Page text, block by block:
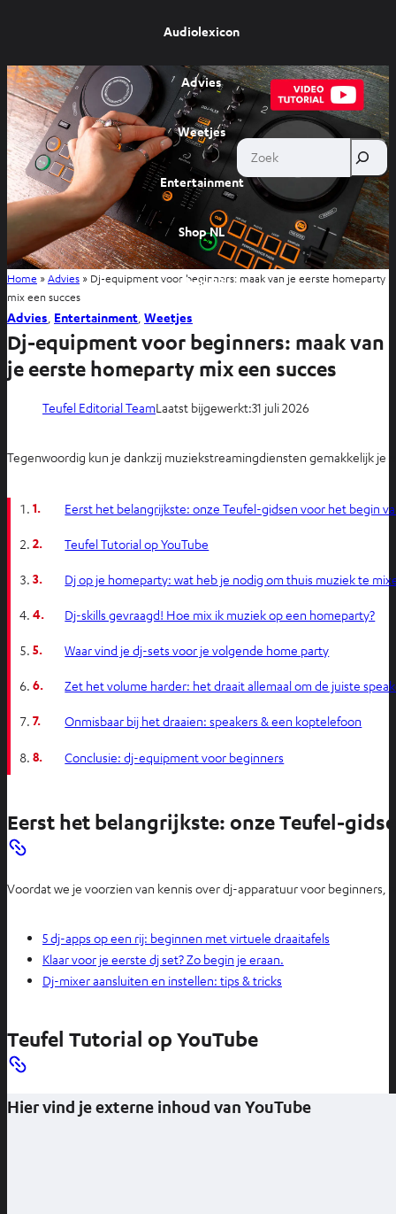
Audiolexicon
Advies
Weetjes
Entertainment
Shop NL
Shop BE
Zoek
Home »Advies » Dj-equipment voor beginners: maak van je eerste homeparty
mix een succes
Advies Entertainment Weetjes
Dj-equipment voor beginners: maak van
je eerste homeparty mix een succes
Teufel Editorial TeamLaatst bijgewerkt:31 juli 2026
Tegenwoordig kun je dankzij muziekstreamingdiensten gemakkelijk je
1. Eerst het belangrijkste: onze Teufel-gidsen voor het begin
2. Teufel Tutorial op YouTube
3. Dj op je homeparty: wat heb je nodig om thuis muziek te
4. Dj-skills gevraagd! Hoe mix ik muziek op een homeparty?
5. Waar vind je dj-sets voor je volgende home party
6. Zet het volume harder: het draait allemaal om de juiste
7. Onmisbaar bij het draaien: speakers & een koptelefoon
8. Conclusie: dj-equipment voor beginners
Eerst het belangrijkste: onze Teufel-
Voordat we je voorzien van kennis over dj-apparatuur voor beginners,
5 dj-apps op een rij: beginnen met virtuele draaitafels
Klaar voor je eerste dj set? Zo begin je eraan.
Dj-mixer aansluiten en instellen: tips & tricks
Teufel Tutorial op YouTube
Hier vind je externe inhoud van YouTube